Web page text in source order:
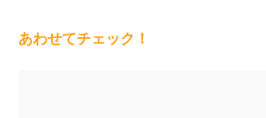
あわせてチェック！